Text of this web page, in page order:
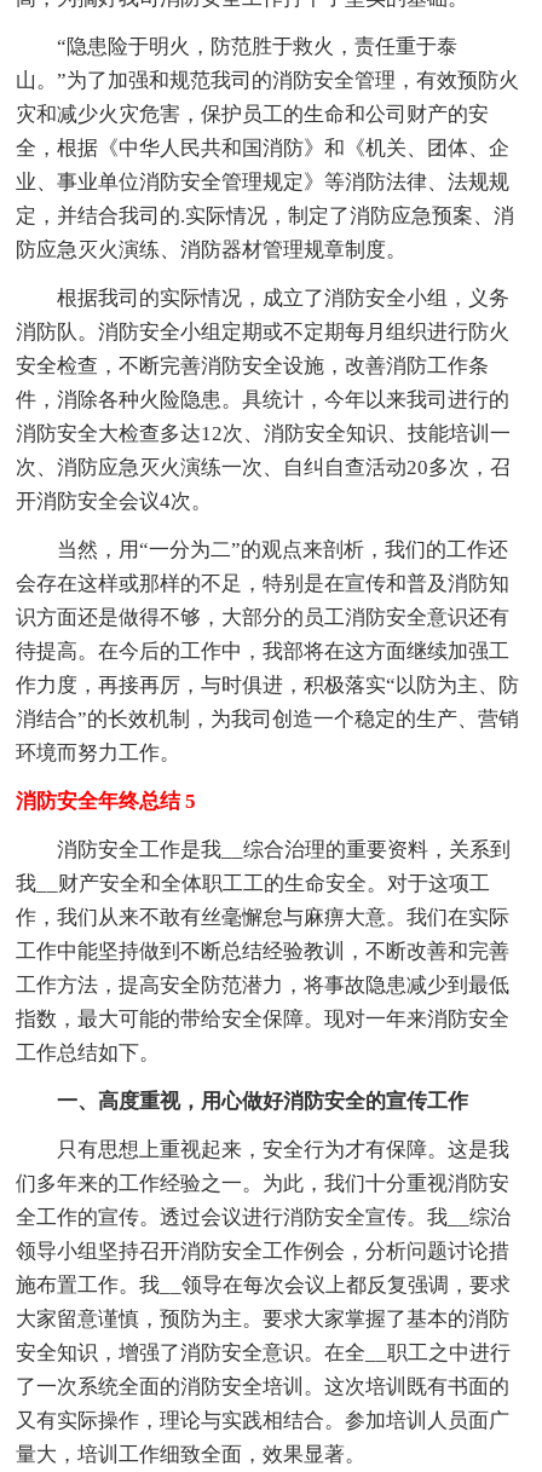
“隐患险于明火，防范胜于救火，责任重于泰
山。”为了加强和规范我司的消防安全管理，有效预防火
灾和减少火灾危害，保护员工的生命和公司财产的安
全，根据《中华人民共和国消防》和《机关、团体、企
业、事业单位消防安全管理规定》等消防法律、法规规
定，并结合我司的.实际情况，制定了消防应急预案、消
防应急灭火演练、消防器材管理规章制度。
根据我司的实际情况，成立了消防安全小组，义务
消防队。消防安全小组定期或不定期每月组织进行防火
安全检查，不断完善消防安全设施，改善消防工作条
件，消除各种火险隐患。具统计，今年以来我司进行的
消防安全大检查多达12次、消防安全知识、技能培训一
次、消防应急灭火演练一次、自纠自查活动20多次，召
开消防安全会议4次。
当然，用“一分为二”的观点来剖析，我们的工作还
会存在这样或那样的不足，特别是在宣传和普及消防知
识方面还是做得不够，大部分的员工消防安全意识还有
待提高。在今后的工作中，我部将在这方面继续加强工
作力度，再接再厉，与时俱进，积极落实“以防为主、防
消结合”的长效机制，为我司创造一个稳定的生产、营销
环境而努力工作。
消防安全年终总结 5
消防安全工作是我__综合治理的重要资料，关系到
我__财产安全和全体职工工的生命安全。对于这项工
作，我们从来不敢有丝毫懈怠与麻痹大意。我们在实际
工作中能坚持做到不断总结经验教训，不断改善和完善
工作方法，提高安全防范潜力，将事故隐患减少到最低
指数，最大可能的带给安全保障。现对一年来消防安全
工作总结如下。
一、高度重视，用心做好消防安全的宣传工作
只有思想上重视起来，安全行为才有保障。这是我
们多年来的工作经验之一。为此，我们十分重视消防安
全工作的宣传。透过会议进行消防安全宣传。我__综治
领导小组坚持召开消防安全工作例会，分析问题讨论措
施布置工作。我__领导在每次会议上都反复强调，要求
大家留意谨慎，预防为主。要求大家掌握了基本的消防
安全知识，增强了消防安全意识。在全__职工之中进行
了一次系统全面的消防安全培训。这次培训既有书面的
又有实际操作，理论与实践相结合。参加培训人员面广
量大，培训工作细致全面，效果显著。